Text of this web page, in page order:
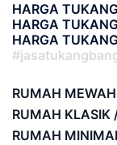
HARGA
HARGA
HARGA
RUMAH
RUMAH KLASIK
RUMAH